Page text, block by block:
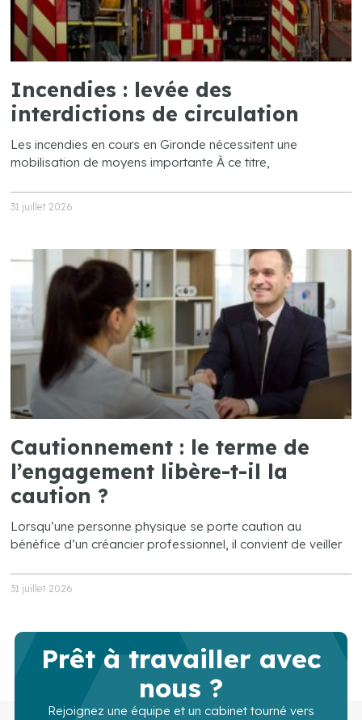
Incendies : levée des
interdictions de circulation
Les incendies en cours en Gironde nécessitent une
mobilisation de moyens importante À ce titre,
31 juillet 2026
Cautionnement : le terme de
l’engagement libère-t-il la
caution ?
Lorsqu’une personne physique se porte caution au
bénéfice d’un créancier professionnel, il convient de veiller
31 juillet 2026
Prêt à travailler avec
nous ?
Rejoignez une équipe et un cabinet tourné vers